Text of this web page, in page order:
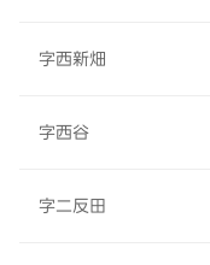
字西新畑
字西谷
字二反田